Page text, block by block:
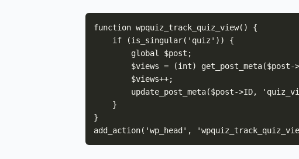
function wpquiz_track_quiz_view() {
}
add_action('wp_head',